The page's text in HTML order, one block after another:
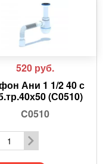
520 руб.
Ани 1 1/2 40 с
(С0510)
C0510